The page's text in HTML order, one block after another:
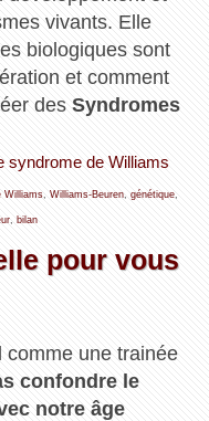
vivants. Elle
biologiques sont
et comment
des Syndromes
syndrome de Williams
Williams, Williams-Beuren, génétique,
, bilan
pour vous
comme une trainée
confondre le
notre âge